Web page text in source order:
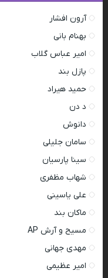
آرون افشار
بهنام بانی
امیر عباس گلاب
پازل بند
حمید هیراد
د دن
دانوش
سامان جلیلی
سینا پارسیان
شهاب مظفری
علی یاسینی
ماکان بند
مسیح و آرش AP
مهدی جهانی
امیر عظیمی